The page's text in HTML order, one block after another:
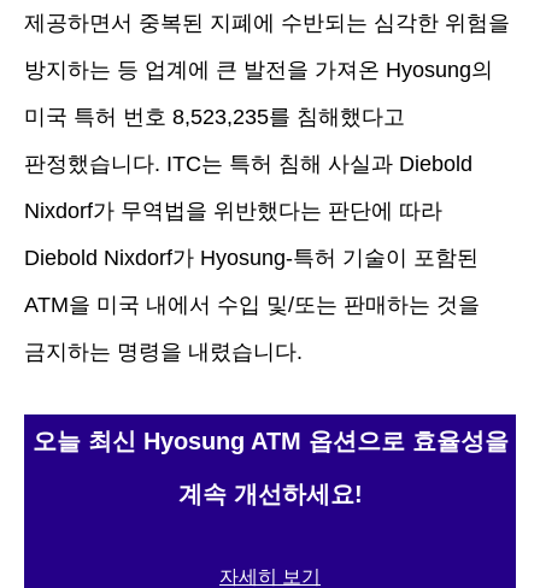
제공하면서 중복된 지폐에 수반되는 심각한 위험을
방지하는 등 업계에 큰 발전을 가져온 Hyosung의
미국 특허 번호 8,523,235를 침해했다고
판정했습니다. ITC는 특허 침해 사실과 Diebold
Nixdorf가 무역법을 위반했다는 판단에 따라
Diebold Nixdorf가 Hyosung-특허 기술이 포함된
ATM을 미국 내에서 수입 및/또는 판매하는 것을
금지하는 명령을 내렸습니다.
오늘 최신 Hyosung ATM 옵션으로 효율성을
계속 개선하세요!
자세히 보기